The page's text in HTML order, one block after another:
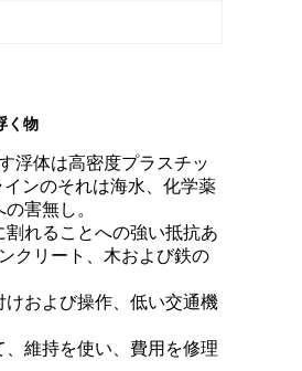
く物
浮体は高密度プラスチッ
インのそれは海水、化学薬
害無し。
れることへの強い抵抗あ
クリート、木および鉄の
けおよび操作、低い交通機
維持を使い、費用を修理